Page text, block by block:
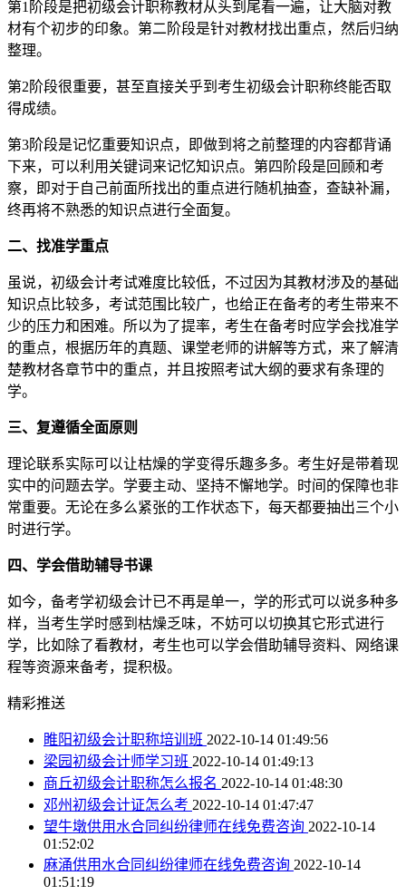
第1阶段是把初级会计职称教材从头到尾看一遍，让大脑对教
材有个初步的印象。第二阶段是针对教材找出重点，然后归纳
整理。
第2阶段很重要，甚至直接关乎到考生初级会计职称终能否取
得成绩。
第3阶段是记忆重要知识点，即做到将之前整理的内容都背诵
下来，可以利用关键词来记忆知识点。第四阶段是回顾和考
察，即对于自己前面所找出的重点进行随机抽查，查缺补漏，
终再将不熟悉的知识点进行全面复。
二、找准学重点
虽说，初级会计考试难度比较低，不过因为其教材涉及的基础
知识点比较多，考试范围比较广，也给正在备考的考生带来不
少的压力和困难。所以为了提率，考生在备考时应学会找准学
的重点，根据历年的真题、课堂老师的讲解等方式，来了解清
楚教材各章节中的重点，并且按照考试大纲的要求有条理的
学。
三、复遵循全面原则
理论联系实际可以让枯燥的学变得乐趣多多。考生好是带着现
实中的问题去学。学要主动、坚持不懈地学。时间的保障也非
常重要。无论在多么紧张的工作状态下，每天都要抽出三个小
时进行学。
四、学会借助辅导书课
如今，备考学初级会计已不再是单一，学的形式可以说多种多
样，当考生学时感到枯燥乏味，不妨可以切换其它形式进行
学，比如除了看教材，考生也可以学会借助辅导资料、网络课
程等资源来备考，提积极。
精彩推送
睢阳初级会计职称培训班 2022-10-14 01:49:56
梁园初级会计师学习班 2022-10-14 01:49:13
商丘初级会计职称怎么报名 2022-10-14 01:48:30
邓州初级会计证怎么考 2022-10-14 01:47:47
望牛墩供用水合同纠纷律师在线免费咨询 2022-10-14
01:52:02
麻涌供用水合同纠纷律师在线免费咨询 2022-10-14
01:51:19